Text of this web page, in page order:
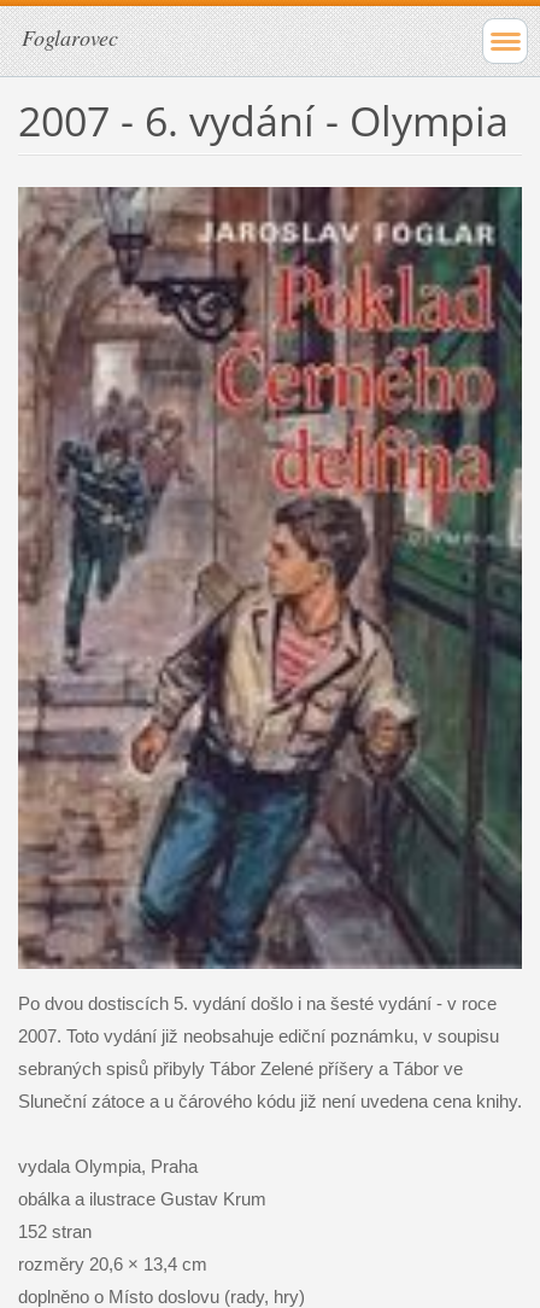
Foglarovec
2007 - 6. vydání - Olympia
Po dvou dostiscích 5. vydání došlo i na šesté vydání - v roce
2007. Toto vydání již neobsahuje ediční poznámku, v soupisu
sebraných spisů přibyly Tábor Zelené příšery a Tábor ve
Sluneční zátoce a u čárového kódu již není uvedena cena knihy.
vydala Olympia, Praha
obálka a ilustrace Gustav Krum
152 stran
rozměry 20,6 × 13,4 cm
doplněno o Místo doslovu (rady, hry)